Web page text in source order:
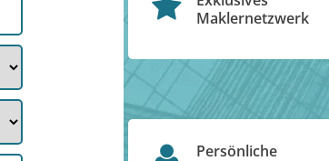
Maklernetzwerk
Persönliche